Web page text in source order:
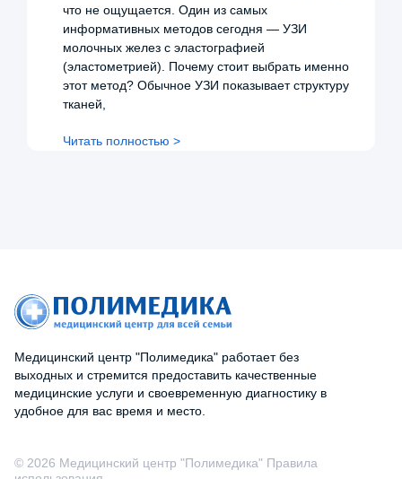
что не ощущается. Один из самых
информативных методов сегодня — УЗИ
молочных желез с эластографией
(эластометрией). Почему стоит выбрать именно
этот метод? Обычное УЗИ показывает структуру
тканей,
Читать полностью >
Медицинский центр "Полимедика" работает без
выходных и стремится предоставить качественные
медицинские услуги и своевременную диагностику в
удобное для вас время и место.
© 2026 Медицинский центр "Полимедика" Правила